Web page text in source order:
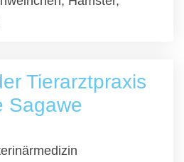
Tierarztpraxis
Sagawe